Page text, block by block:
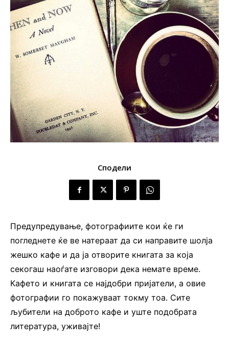
Сподели
Предупредување, фотографиите кои ќе ги
погледнете ќе ве натераат да си направите шолја
жешко кафе и да ја отворите книгата за која
секогаш наоѓате изговори дека немате време.
Кафето и книгата се најдобри пријатели, а овие
фотографии го покажуваат токму тоа. Сите
љубители на доброто кафе и уште подобрата
литература, уживајте!